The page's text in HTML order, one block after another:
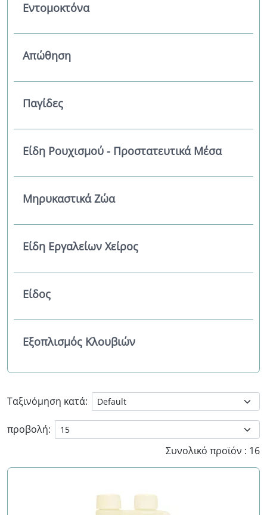
Εντομοκτόνα
Απώθηση
Παγίδες
Είδη Ρουχισμού - Προστατευτικά Μέσα
Μηρυκαστικά Ζώα
Είδη Εργαλείων Χείρος
Είδος
Εξοπλισμός Κλουβιών
Ταξινόμηση κατά:
προβολή:
Συνολικό προϊόν : 16